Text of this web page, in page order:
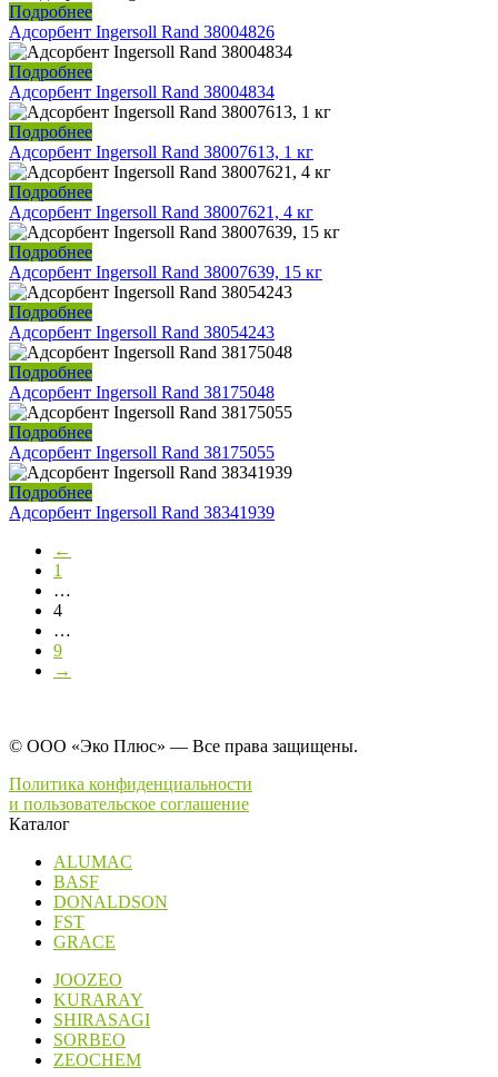
Подробнее
Адсорбент Ingersoll Rand 38004826
Подробнее
Адсорбент Ingersoll Rand 38004834
Подробнее
Адсорбент Ingersoll Rand 38007613, 1 кг
Подробнее
Адсорбент Ingersoll Rand 38007621, 4 кг
Подробнее
Адсорбент Ingersoll Rand 38007639, 15 кг
Подробнее
Адсорбент Ingersoll Rand 38054243
Подробнее
Адсорбент Ingersoll Rand 38175048
Подробнее
Адсорбент Ingersoll Rand 38175055
Подробнее
Адсорбент Ingersoll Rand 38341939
←
1
…
4
…
9
→
© ООО «Эко Плюс» — Все права защищены.
Политика конфиденциальности
и пользовательское соглашение
Каталог
ALUMAC
BASF
DONALDSON
FST
GRACE
JOOZEO
KURARAY
SHIRASAGI
SORBEO
ZEOCHEM